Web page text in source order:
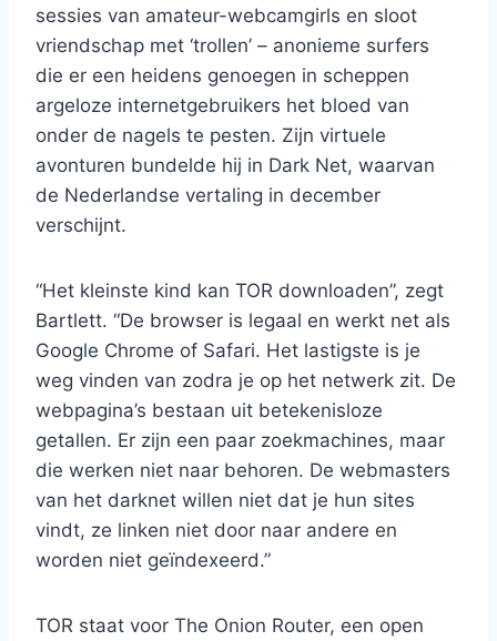
sessies van amateur-webcamgirls en sloot
vriendschap met ‘trollen’ – anonieme surfers
die er een heidens genoegen in scheppen
argeloze internetgebruikers het bloed van
onder de nagels te pesten. Zijn virtuele
avonturen bundelde hij in Dark Net, waarvan
de Nederlandse vertaling in december
verschijnt.
“Het kleinste kind kan TOR downloaden”, zegt
Bartlett. “De browser is legaal en werkt net als
Google Chrome of Safari. Het lastigste is je
weg vinden van zodra je op het netwerk zit. De
webpagina’s bestaan uit betekenisloze
getallen. Er zijn een paar zoekmachines, maar
die werken niet naar behoren. De webmasters
van het darknet willen niet dat je hun sites
vindt, ze linken niet door naar andere en
worden niet geïndexeerd.”
TOR staat voor The Onion Router, een open